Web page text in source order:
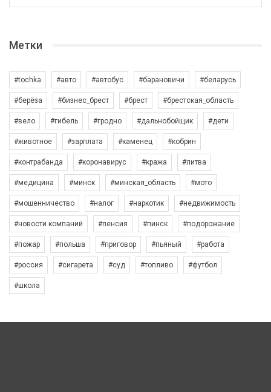
Метки
#tochka #авто #автобус #барановичи #беларусь
#берёза #бизнес_брест #брест #брестская_область
#вело #гибель #гродно #дальнобойщик #дети
#животное #зарплата #каменец #кобрин
#контрабанда #коронавирус #кража #литва
#медицина #минск #минская_область #мото
#мошенничество #налог #наркотик #недвижимость
#новости компаний #пенсия #пинск #подорожание
#пожар #польша #приговор #пьяный #работа
#россия #сигарета #суд #топливо #футбол
#школа